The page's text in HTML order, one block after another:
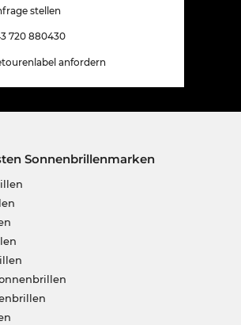
stellen
720 880430
anfordern
Sonnenbrillenmarken